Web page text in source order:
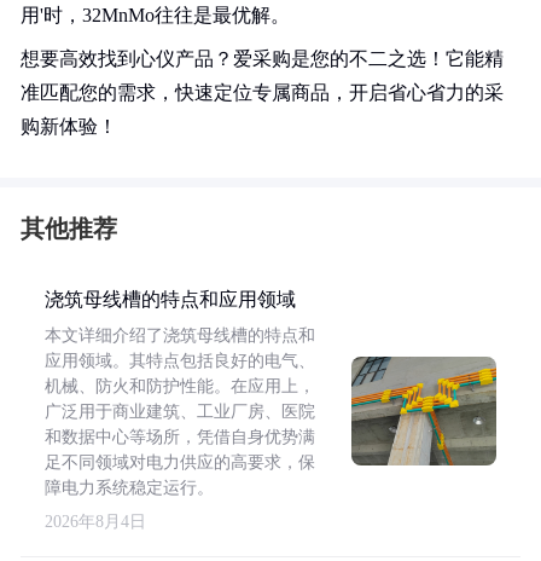
用'时，32MnMo往往是最优解。
想要高效找到心仪产品？爱采购是您的不二之选！它能精
准匹配您的需求，快速定位专属商品，开启省心省力的采
购新体验！
其他推荐
浇筑母线槽的特点和应用领域
本文详细介绍了浇筑母线槽的特点和
应用领域。其特点包括良好的电气、
机械、防火和防护性能。在应用上，
广泛用于商业建筑、工业厂房、医院
和数据中心等场所，凭借自身优势满
足不同领域对电力供应的高要求，保
障电力系统稳定运行。
2026年8月4日